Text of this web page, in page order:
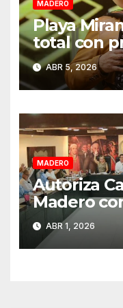
MADERO
Playa
total con
Grupo
Santa 2026
ABR 5, 2026
MADERO
Autoriza
Madero
Estado
cobro del
ABR 1, 2026